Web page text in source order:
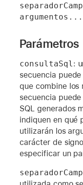
Parámetros
consultaSql:
secuencia
que combine los
secuencia
SQL generados
indiquen en qué
utilizarán los
carácter de
especificar un